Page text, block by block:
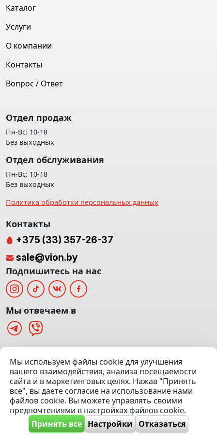
(Офис: 5 этаж | Осмотр авто: 5 этаж)
Посмотреть на карте
© 2020 — 2026 VION.BY — Продажа, выкуп и обмен | УНП
192961100 |Эвакуатор Минск
Каталог
Услуги
О компании
Контакты
Вопрос / Ответ
Отдел продаж
Пн-Вс: 10-18
Без выходных
Отдел обслуживания
Пн-Вс: 10-18
Без выходных
Политика обработки персональных данных
Мы используем файлы cookie для улучшения
вашего взаимодействия, анализа посещаемости
сайта и в маркетинговых целях. Нажав "Принять
все", вы даете согласие на использование нами
файлов cookie. Вы можете управлять своими
предпочтениями в настройках файлов cookie.
Принять все Настройки Отказаться
Контакты
+375 (33) 357-26-37
sale@vion.by
Подпишитесь на нас
Мы отвечаем в